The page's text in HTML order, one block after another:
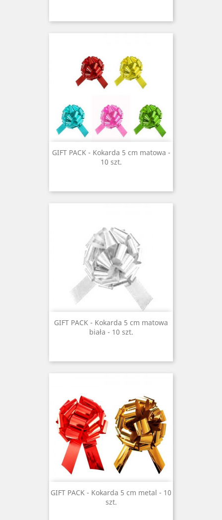
GIFT PACK - Kokarda 5 cm matowa -
10 szt.
GIFT PACK - Kokarda 5 cm matowa
biała - 10 szt.
GIFT PACK - Kokarda 5 cm metal - 10
szt.